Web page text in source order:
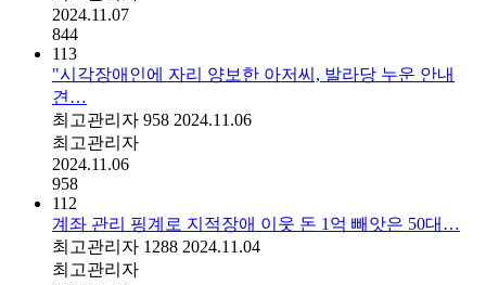
2024.11.07
844
113
"시각장애인에 자리 양보한 아저씨, 발라당 누운 안내
견…
최고관리자 958 2024.11.06
최고관리자
2024.11.06
958
112
계좌 관리 핑계로 지적장애 이웃 돈 1억 빼앗은 50대…
최고관리자 1288 2024.11.04
최고관리자